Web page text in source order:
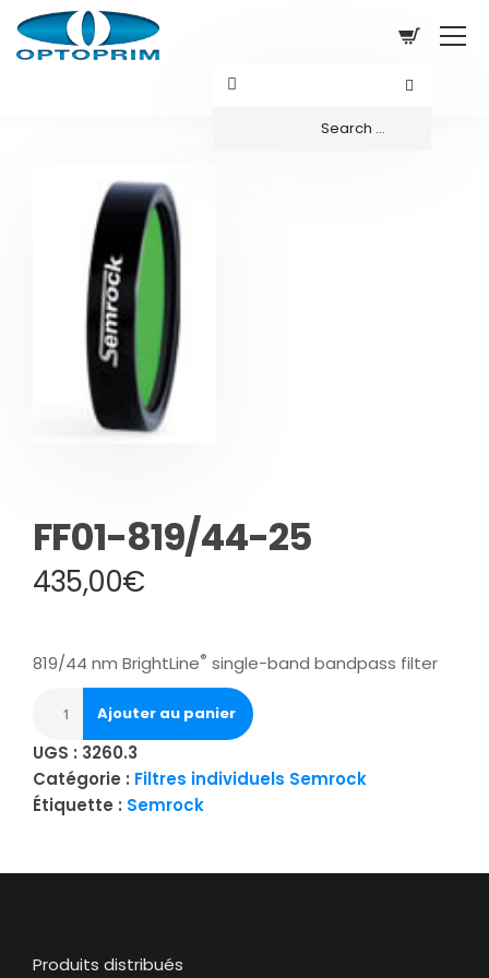
FF01-819/44-25
435,00€
819/44 nm BrightLine® single-band bandpass filter
Ajouter au panier
UGS : 3260.3
Catégorie : Filtres individuels Semrock
Étiquette : Semrock
Produits distribués